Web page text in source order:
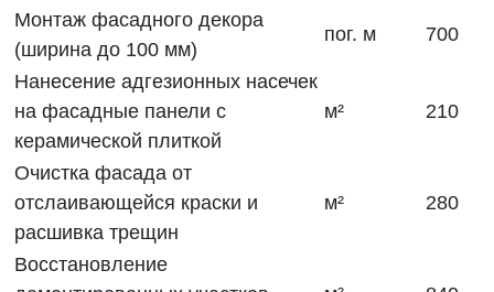
Монтаж фасадного декора
(ширина до 100 мм)
пог. м 700
Нанесение адгезионных насечек
на фасадные панели с
керамической плиткой
м² 210
Очистка фасада от
отслаивающейся краски и
расшивка трещин
м² 280
Восстановление